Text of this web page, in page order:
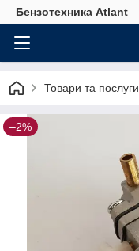
Бензотехника Atlant
Товари та послуги
–2%